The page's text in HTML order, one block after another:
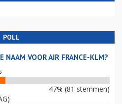
POLL
NAAM VOOR AIR FRANCE-KLM?
47% (81 stemmen)